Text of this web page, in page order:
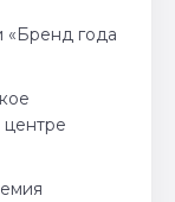
«Бренд года
центре